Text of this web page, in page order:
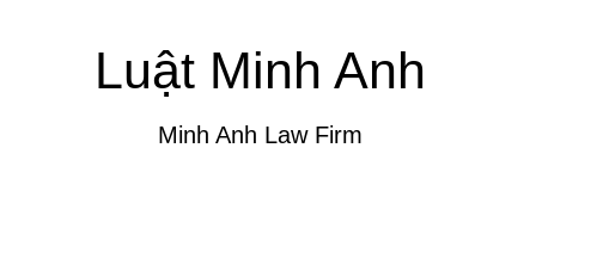
Luật Minh Anh
Minh Anh Law Firm